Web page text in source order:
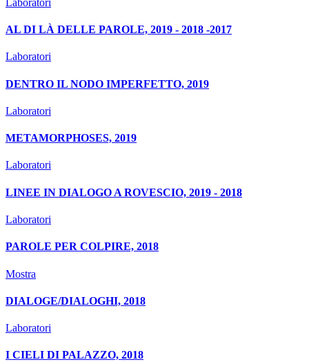
AL DI LÀ DELLE PAROLE, 2019 - 2018 -2017
Laboratori
DENTRO IL NODO IMPERFETTO, 2019
Laboratori
METAMORPHOSES, 2019
Laboratori
LINEE IN DIALOGO A ROVESCIO, 2019 - 2018
Laboratori
PAROLE PER COLPIRE, 2018
Mostra
DIALOGE/DIALOGHI, 2018
Laboratori
I CIELI DI PALAZZO, 2018